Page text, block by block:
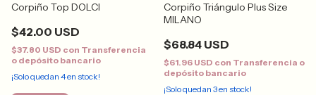
Corpiño Top DOLCI
$42.00 USD
$37.80 USD con Transferencia
o depósito bancario
¡Solo quedan 4en stock!
Corpiño Triángulo Plus Size
MILANO
$68.84 USD
$61.96 USD con Transferencia o
depósito bancario
¡Solo quedan 3en stock!